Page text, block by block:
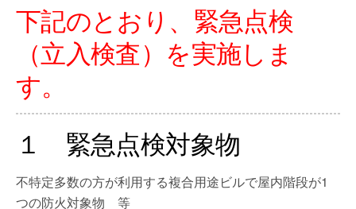
下記のとおり、緊急点検
（立入検査）を実施しま
す。
１ 緊急点検対象物
不特定多数の方が利用する複合用途ビルで屋内階段が1
つの防火対象物 等